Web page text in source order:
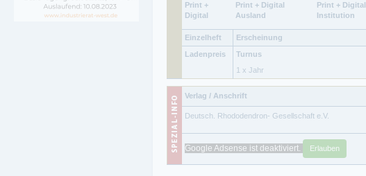
Print +
Digital
Print + Digital
Ausland
Print + Digital
Institution
Einzelheft Erscheinung
Ladenpreis
Turnus
1 x Jahr
Verlag / Anschrift
Deutsch. Rhododendron- Gesellschaft e.V.
Google Adsense ist deaktiviert. Erlauben